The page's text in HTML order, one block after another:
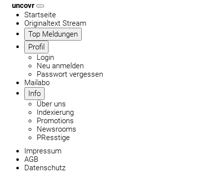
uncovr
Startseite
Originaltext Stream
Top Meldungen
Profil
Login
Neu anmelden
Passwort vergessen
Mailabo
Info
Über uns
Indexierung
Promotions
Newsrooms
PResstige
Impressum
AGB
Datenschutz